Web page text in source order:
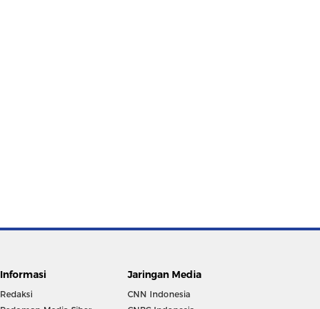
Informasi
Redaksi
Jaringan Media
CNN Indonesia